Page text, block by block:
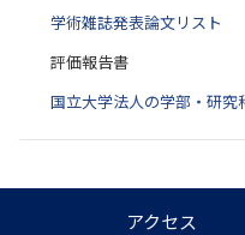
学術雑誌発表論文リスト
評価報告書
国立大学法人の学部・研
アクセス